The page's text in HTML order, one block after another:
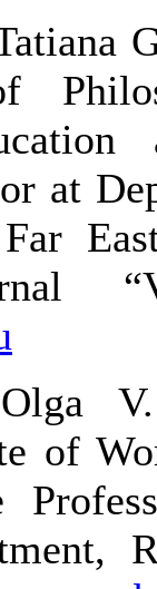
at
Olga
of